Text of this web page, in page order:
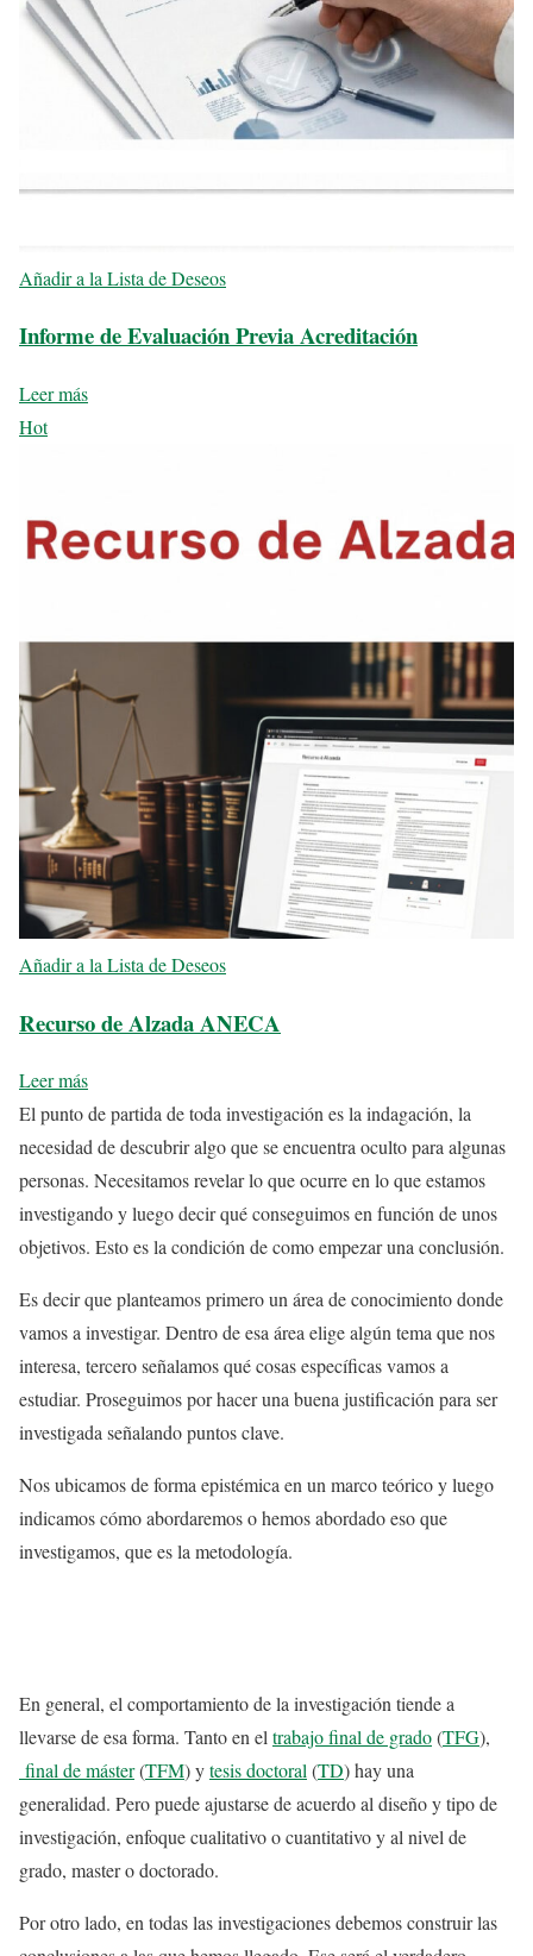
Añadir a la Lista de Deseos
Informe de Evaluación Previa Acreditación
Leer más
Hot
Añadir a la Lista de Deseos
Recurso de Alzada ANECA
Leer más
El punto de partida de toda investigación es la indagación, la
necesidad de descubrir algo que se encuentra oculto para algunas
personas. Necesitamos revelar lo que ocurre en lo que estamos
investigando y luego decir qué conseguimos en función de unos
objetivos. Esto es la condición de como empezar una conclusión.
Es decir que planteamos primero un área de conocimiento donde
vamos a investigar. Dentro de esa área elige algún tema que nos
interesa, tercero señalamos qué cosas específicas vamos a
estudiar. Proseguimos por hacer una buena justificación para ser
investigada señalando puntos clave.
Nos ubicamos de forma epistémica en un marco teórico y luego
indicamos cómo abordaremos o hemos abordado eso que
investigamos, que es la metodología.
En general, el comportamiento de la investigación tiende a
llevarse de esa forma. Tanto en eltrabajo final de grado(TFG),
final de máster(TFM) ytesis doctoral(TD) hay una
generalidad. Pero puede ajustarse de acuerdo al diseño y tipo de
investigación, enfoque cualitativo o cuantitativo y al nivel de
grado, master o doctorado.
Por otro lado, en todas las investigaciones debemos construir las